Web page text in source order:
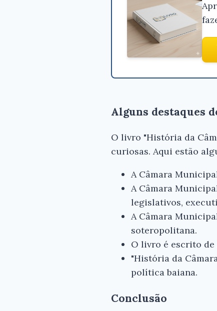
Alguns destaques
O livro "História da
curiosas. Aqui estão
A Câmara
A Câmara
legislativos,
A Câmara
soteropolitana.
O livro é escrito de
"História da
política baiana.
Conclusão